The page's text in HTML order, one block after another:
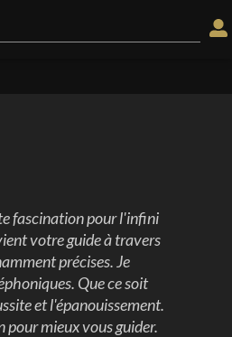
fascination pour l'infini
votre guide à travers
précises. Je
Que ce soit
et l'épanouissement.
pour mieux vous guider.